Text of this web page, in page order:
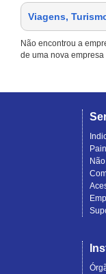
Viagens,
Não encontrou a
de uma nova empresa